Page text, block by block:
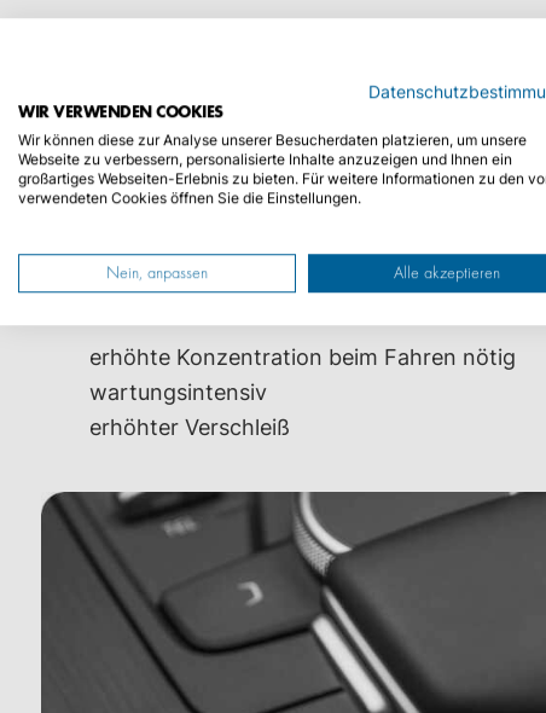
verbraucht nicht mehr Sprit als andere
günstige Herstellung
gute Leistung
kein Aufpreis beim Kauf
Nachteile Handschaltgetriebe
erhöhte Konzentration beim Fahren nötig
wartungsintensiv
erhöhter Verschleiß
WIR VERWENDEN COOKIES
Wir können diese zur Analyse unserer Besucherdaten platzieren, um unsere
Webseite zu verbessern, personalisierte Inhalte anzuzeigen und Ihnen ein
großartiges Webseiten-Erlebnis zu bieten. Für weitere Informationen zu den
verwendeten Cookies öffnen Sie die Einstellungen.
Nein, anpassen Alle akzeptieren